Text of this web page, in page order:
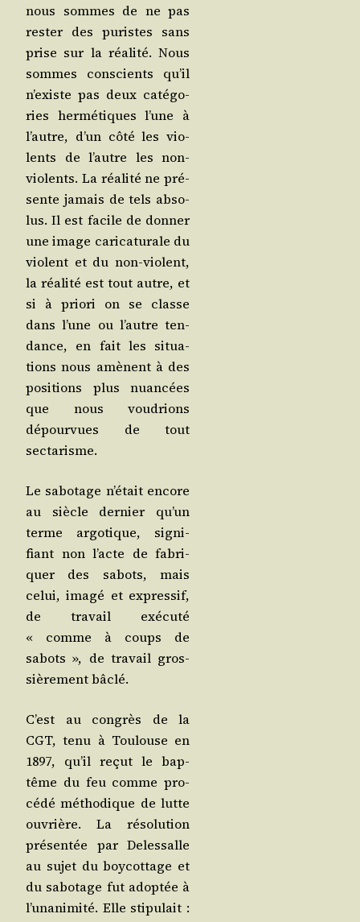
nous sommes de ne pas
res­ter des puristes sans
prise sur la réa­li­té. Nous
sommes conscients qu’il
n’existe pas deux caté­go­
ries her­mé­tiques l’une à
l’autre, d’un côté les vio­
lents de l’autre les non-
vio­lents. La réa­li­té ne pré­
sente jamais de tels abso­
lus. Il est facile de don­ner
une image cari­ca­tu­rale du
violent et du non-violent,
la réa­li­té est tout autre, et
si à prio­ri on se classe
dans l’une ou l’autre ten­
dance, en fait les situa­
tions nous amènent à des
posi­tions plus nuan­cées
que nous vou­drions
dépour­vues de tout
sectarisme.
Le sabo­tage n’était encore
au siècle der­nier qu’un
terme argo­tique, signi­
fiant non l’acte de fabri­
quer des sabots, mais
celui, ima­gé et expres­sif,
de tra­vail exé­cu­té
« comme à coups de
sabots », de tra­vail gros­
siè­re­ment bâclé.
C’est au congrès de la
CGT, tenu à Tou­louse en
1897, qu’il reçut le bap­
tême du feu comme pro­
cé­dé métho­dique de lutte
ouvrière. La réso­lu­tion
pré­sen­tée par Deles­salle
au sujet du boy­cot­tage et
du sabo­tage fut adop­tée à
l’unanimité. Elle sti­pu­lait :